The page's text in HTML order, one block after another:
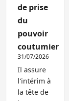
de prise
du
pouvoir
coutumier
31/07/2026
Il assure
l'intérim à
la tête de